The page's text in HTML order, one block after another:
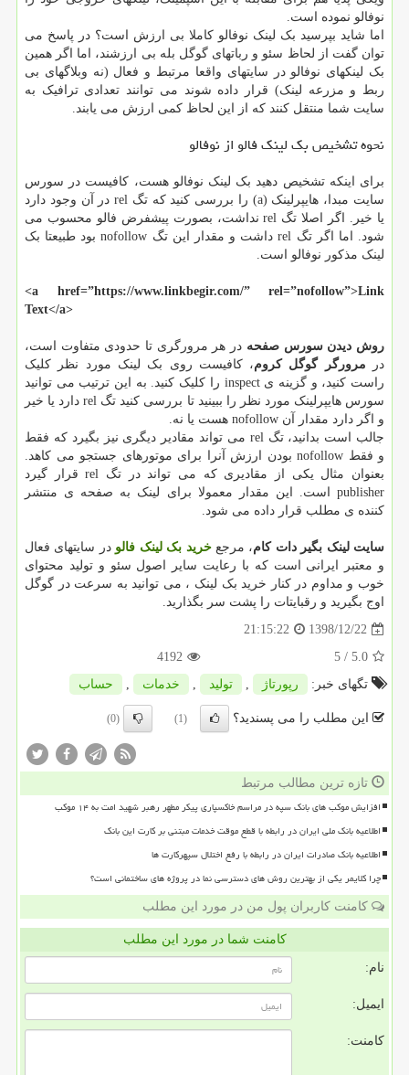
نوفالو نموده است.
اما شاید بپرسید بک لینک نوفالو کاملا بی ارزش است؟ در پاسخ می
توان گفت از لحاظ سئو و رباتهای گوگل بله بی ارزشند، اما اگر همین
بک لینکهای نوفالو در سایتهای واقعا مرتبط و فعال (نه وبلاگهای بی
ربط و مزرعه لینک) قرار داده شوند می توانند تعدادی ترافیک به
سایت شما منتقل کنند که از این لحاظ کمی ارزش می یابند.
نحوه تشخیص بک لینک فالو از نوفالو
برای اینکه تشخیص دهید بک لینک نوفالو هست، کافیست در سورس
سایت مبدا، هایپرلینک (a) را بررسی کنید که تگ rel در آن وجود دارد
یا خیر. اگر اصلا تگ rel نداشت، بصورت پیشفرض فالو محسوب می
شود. اما اگر تگ rel داشت و مقدار این تگ nofollow بود طبیعتا بک
لینک مذکور نوفالو است.
<a href=”https://www.linkbegir.com/” rel=”nofollow”>Link
Text</a>
روش دیدن سورس صفحه در هر مرورگری تا حدودی متفاوت است،
در مرورگر گوگل کروم، کافیست روی بک لینک مورد نظر کلیک
راست کنید، و گزینه ی inspect را کلیک کنید. به این ترتیب می توانید
سورس هایپرلینک مورد نظر را ببینید تا بررسی کنید تگ rel دارد یا خیر
و اگر دارد مقدار آن nofollow هست یا نه.
جالب است بدانید، تگ rel می تواند مقادیر دیگری نیز بگیرد که فقط
و فقط nofollow بودن ارزش آنرا برای موتورهای جستجو می کاهد.
بعنوان مثال یکی از مقادیری که می تواند در تگ rel قرار گیرد
publisher است. این مقدار معمولا برای لینک به صفحه ی منتشر
کننده ی مطلب قرار داده می شود.
سایت لینک بگیر دات کام، مرجعخرید بک لینک فالو در سایتهای فعال
و معتبر ایرانی است که با رعایت سایر اصول سئو و تولید محتوای
خوب و مداوم در کنار خرید بک لینک ، می توانید به سرعت در گوگل
اوج بگیرید و رقبایتات را پشت سر بگذارید.
1398/12/22
21:15:22
5.0
/ 5
4192
تگهای خبر:
رپورتاژ , تولید , خدمات , حساب
این مطلب را می پسندید؟ (1)
(0)
تازه ترین مطالب مرتبط
افزایش موکب های بانک سپه در مراسم خاکسپاری پیکر مطهر رهبر شهید امت به ۱۴ موکب
اطلاعیه بانک ملی ایران در رابطه با قطع موقت خدمات مبتنی بر کارت این بانک
اطلاعیه بانک صادرات ایران در رابطه با رفع اختلال سپهرکارت ها
چرا کلایمر یکی از بهترین روش های دسترسی نما در پروژه های ساختمانی است؟
کامنت کاربران پول من در مورد این مطلب
کامنت شما در مورد این مطلب
نام:
ایمیل:
کامنت: